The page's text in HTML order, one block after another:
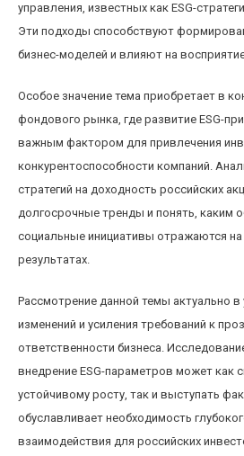
управления, известных как ESG-
Эти подходы способствуют
бизнес-моделей и влияют на
Особое значение тема приобретает в
фондового рынка, где развитие ESG-
важным фактором для привлечения
конкурентоспособности компаний.
стратегий на доходность российских
долгосрочные тренды и понять, каким
социальные инициативы отражаются
результатах.
Рассмотрение данной темы актуально в
изменений и усиления требований к
ответственности бизнеса.
внедрение ESG-параметров может как
устойчивому росту, так и выступать
обуславливает необходимость
взаимодействия для российских